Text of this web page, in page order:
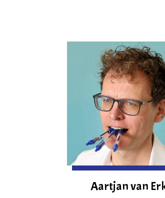
Aartjan van